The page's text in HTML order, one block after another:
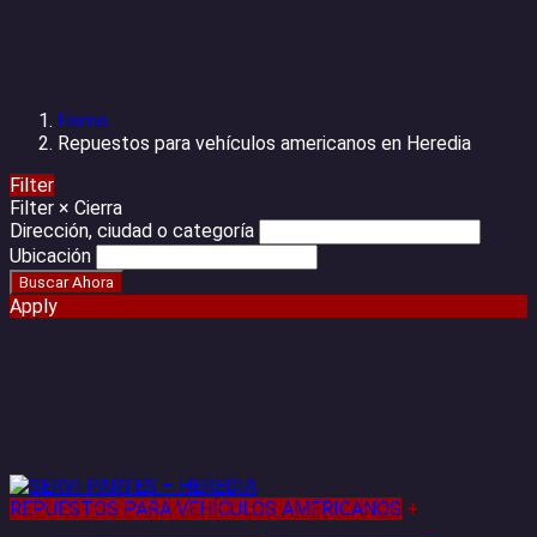
Home
Repuestos para vehículos americanos en Heredia
Filter
Filter × Cierra
Dirección, ciudad o categoría
Ubicación
Apply
REPUESTOS PARA VEHÍCULOS AMERICANOS +